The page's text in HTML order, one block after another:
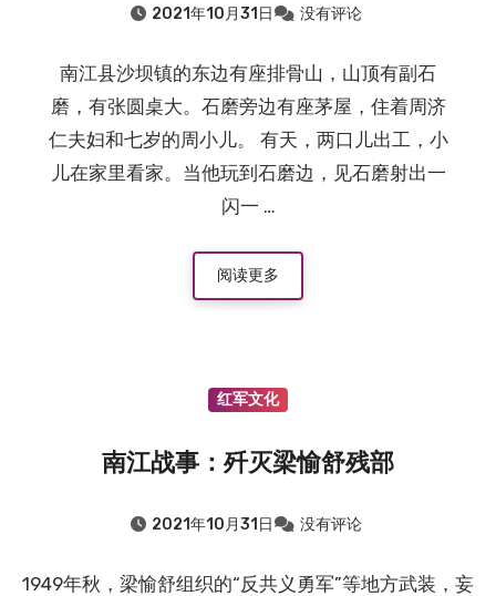
2021年10月31日 没有评论
南江县沙坝镇的东边有座排骨山，山顶有副石
磨，有张圆桌大。石磨旁边有座茅屋，住着周济
仁夫妇和七岁的周小儿。 有天，两口儿出工，小
儿在家里看家。当他玩到石磨边，见石磨射出一
闪一 …
阅读更多
红军文化
南江战事：歼灭梁愉舒残部
2021年10月31日 没有评论
1949年秋，梁愉舒组织的“反共义勇军”等地方武装，妄